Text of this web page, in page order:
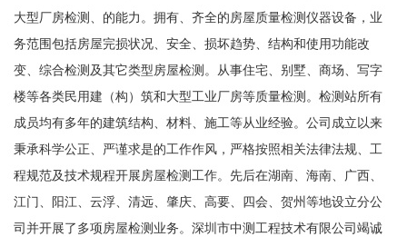
大型厂房检测、的能力。拥有、齐全的房屋质量检测仪器设备，业
务范围包括房屋完损状况、安全、损坏趋势、结构和使用功能改
变、综合检测及其它类型房屋检测。从事住宅、别墅、商场、写字
楼等各类民用建（构）筑和大型工业厂房等质量检测。检测站所有
成员均有多年的建筑结构、材料、施工等从业经验。公司成立以来
秉承科学公正、严谨求是的工作作风，严格按照相关法律法规、工
程规范及技术规程开展房屋检测工作。先后在湖南、海南、广西、
江门、阳江、云浮、清远、肇庆、高要、四会、贺州等地设立分公
司并开展了多项房屋检测业务。深圳市中测工程技术有限公司竭诚